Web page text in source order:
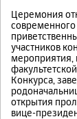
Церемония
участников
мероприятия,
Конкурса,
открытия
вице-